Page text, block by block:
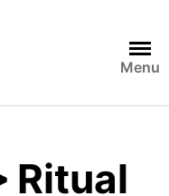
Menu
Ritual